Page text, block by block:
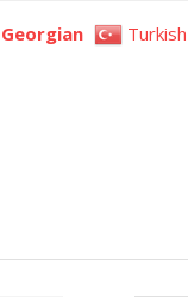
Georgian Turkish